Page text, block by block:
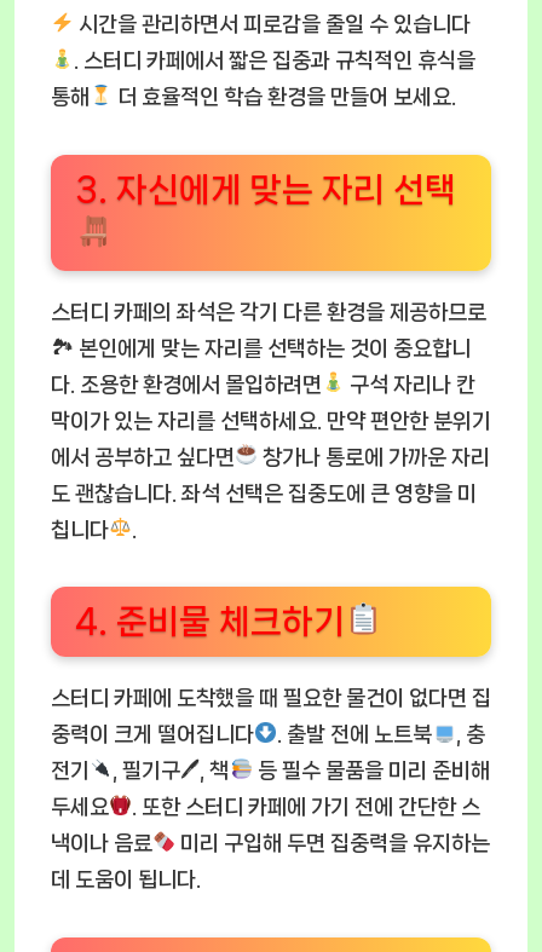
시간을 관리하면서 피로감을 줄일 수 있습니다
. 스터디 카페에서 짧은 집중과 규칙적인 휴식을
통해
더 효율적인 학습 환경을 만들어 보세요.
3. 자신에게 맞는 자리 선택
스터디 카페의 좌석은 각기 다른 환경을 제공하므로
🏞 본인에게 맞는 자리를 선택하는 것이 중요합니
다. 조용한 환경에서 몰입하려면
구석 자리나 칸
막이가 있는 자리를 선택하세요. 만약 편안한 분위기
에서 공부하고 싶다면
창가나 통로에 가까운 자리
도 괜찮습니다. 좌석 선택은 집중도에 큰 영향을 미
칩니다
4. 준비물 체크하기
스터디 카페에 도착했을 때 필요한 물건이 없다면 집
중력이 크게 떨어집니다
. 출발 전에 노트북
, 충
전기
, 필기구🖊, 책
등 필수 물품을 미리 준비해
두세요
. 또한 스터디 카페에 가기 전에 간단한 스
낵이나 음료
미리 구입해 두면 집중력을 유지하는
데 도움이 됩니다.